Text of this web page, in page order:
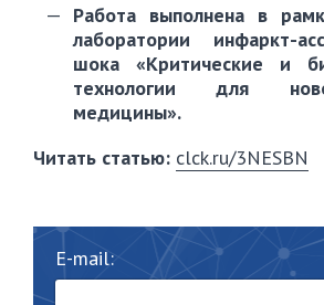
Работа выполнена в
лаборатории инфаркт-
шока «Критические и
технологии для
медицины».
Читать статью: clck.ru/3NESBN
E-mail: